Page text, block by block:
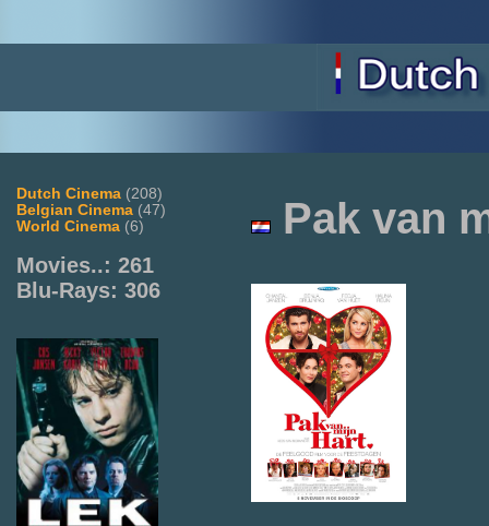
Dutch Cinema (208)
Belgian Cinema (47)
World Cinema (6)
Movies..: 261
Blu-Rays: 306
Pak van